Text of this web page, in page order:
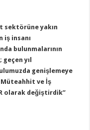
sektörüne yakın
insanı
bulunmalarının
yıl
genişlemeye
ve İş
olarak değiştirdik”